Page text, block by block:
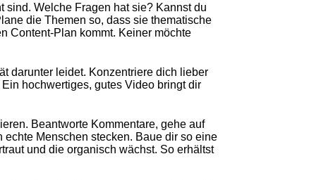
sind. Welche Fragen hat sie? Kannst du
die Themen so, dass sie thematische
Content-Plan kommt. Keiner möchte
darunter leidet. Konzentriere dich lieber
hochwertiges, gutes Video bringt dir
Beantworte Kommentare, gehe auf
Menschen stecken. Baue dir so eine
und die organisch wächst. So erhältst